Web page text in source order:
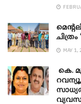
MAY 1,
കെ.